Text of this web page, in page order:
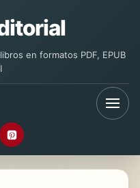
en formatos PDF, EPUB